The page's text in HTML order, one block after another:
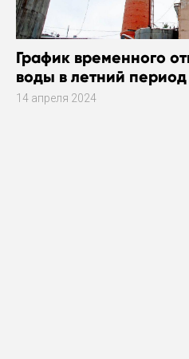
График временного
воды в летний период
14 апреля 2024